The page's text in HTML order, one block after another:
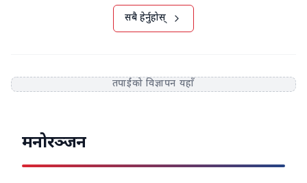
सबै हेर्नुहोस्
तपाईंको विज्ञापन यहाँ
मनोरञ्जन